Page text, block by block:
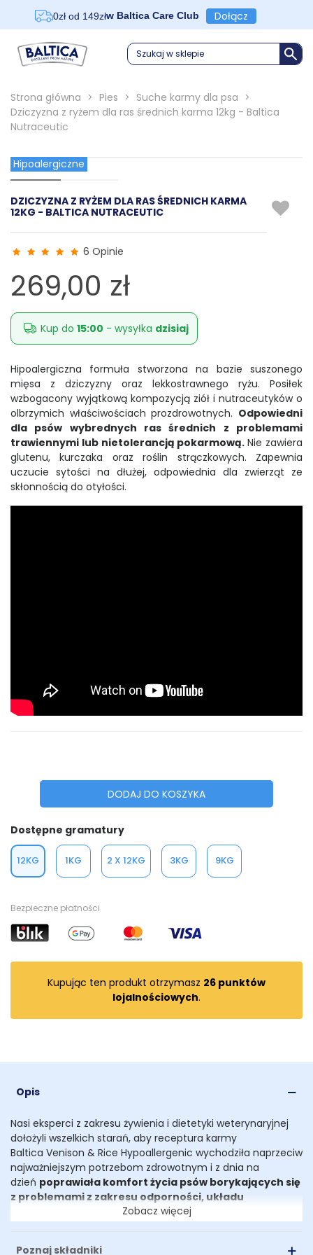
0zł od 149złw Baltica Care Club Dołącz
Szukaj w sklepie
Strona główna > Pies > Suche karmy dla psa >
Dziczyzna z ryżem dla ras średnich karma 12kg - Baltica
Nutraceutic
Hipoalergiczne
DZICZYZNA Z RYŻEM DLA RAS ŚREDNICH KARMA
12KG - BALTICA NUTRACEUTIC
6 Opinie
269,00 zł
Kup do 15:00 - wysyłka dzisiaj
Hipoalergiczna formuła stworzona na bazie suszonego
mięsa z dziczyzny oraz lekkostrawnego ryżu. Posiłek
wzbogacony wyjątkową kompozycją ziół i nutraceutyków o
olbrzymich właściwościach prozdrowotnych. Odpowiedni
dla psów wybrednych ras średnich z problemami
trawiennymi lub nietolerancją pokarmową.Nie zawiera
glutenu, kurczaka oraz roślin strączkowych. Zapewnia
uczucie sytości na dłużej, odpowiednia dla zwierząt ze
skłonnością do otyłości.
DODAJ DO KOSZYKA
Dostępne gramatury
12KG 1KG 2 X 12KG 3KG 9KG
Bezpieczne płatności
Kupując ten produkt otrzymasz 26 punktów
lojalnościowych.
Opis
Nasi eksperci z zakresu żywienia i dietetyki weterynaryjnej
dołożyli wszelkich starań, aby receptura karmy
Baltica Venison & Rice Hypoallergenic wychodziła naprzeciw
najważniejszym potrzebom zdrowotnym i z dnia na
dzień poprawiała komfort życia psów borykających się
z problemami z zakresu odporności, układu
pokarmowego czy utrzymania prawidłowej masy
Zobacz więcej
Poznaj składniki